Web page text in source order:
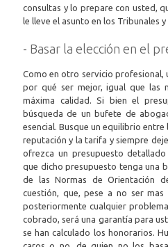
consultas y lo prepare con usted,
le lleve el asunto en los Tribunales y
- Basar la elección en el
Como en otro servicio profesional,
por qué ser mejor, igual que las
máxima calidad. Si bien el
búsqueda de un bufete de
esencial. Busque un equilibrio entre
reputación y la tarifa y siempre
ofrezca un presupuesto
que dicho presupuesto tenga una
de las Normas de Orientación
cuestión, que, pese a no ser
posteriormente cualquier
cobrado, será una garantía para
se han calculado los honorarios.